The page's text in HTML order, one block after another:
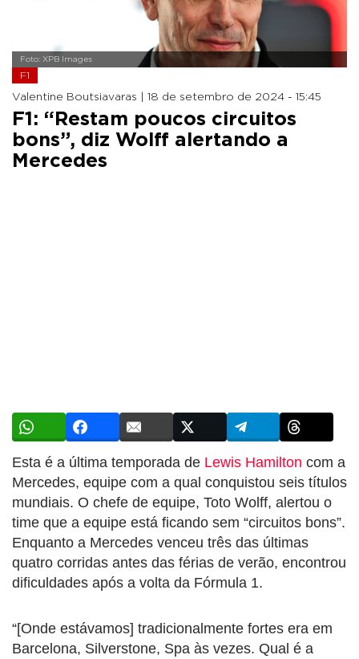
Foto: XPB Images
F1
Valentine Boutsiavaras | 18 de setembro de 2024 - 15:45
F1: “Restam poucos circuitos
bons”, diz Wolff alertando a
Mercedes
Esta é a última temporada de Lewis Hamilton com a
Mercedes, equipe com a qual conquistou seis títulos
mundiais. O chefe de equipe, Toto Wolff, alertou o
time que a equipe está ficando sem “circuitos bons”.
Enquanto a Mercedes venceu três das últimas
quatro corridas antes das férias de verão, encontrou
dificuldades após a volta da Fórmula 1.
“[Onde estávamos] tradicionalmente fortes era em
Barcelona, Silverstone, Spa às vezes. Qual é a